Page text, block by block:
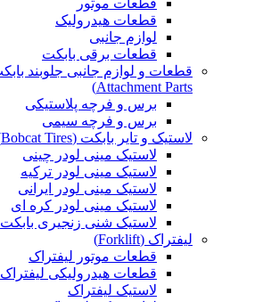
قطعات هیدرولیک
لوازم جانبی
قطعات برقی بابکت
Attachment Parts)
برس و فرچه پلاستیکی
برس و فرچه سیمی
لاستیک و تایر بابکت (Bobcat Tires)
لاستیک مینی لودر چینی
لاستیک مینی لودر ترکیه
لاستیک مینی لودر ایرانی
لاستیک مینی لودر کره ای
لاستیک شنی زنجیری بابکت
لیفتراک (Forklift)
قطعات موتور لیفتراک
قطعات هیدرولیکی لیفتراک
لاستیک لیفتراک